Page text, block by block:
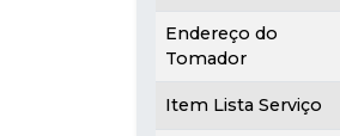
Endereço do
Tomador
Item Lista Serviço